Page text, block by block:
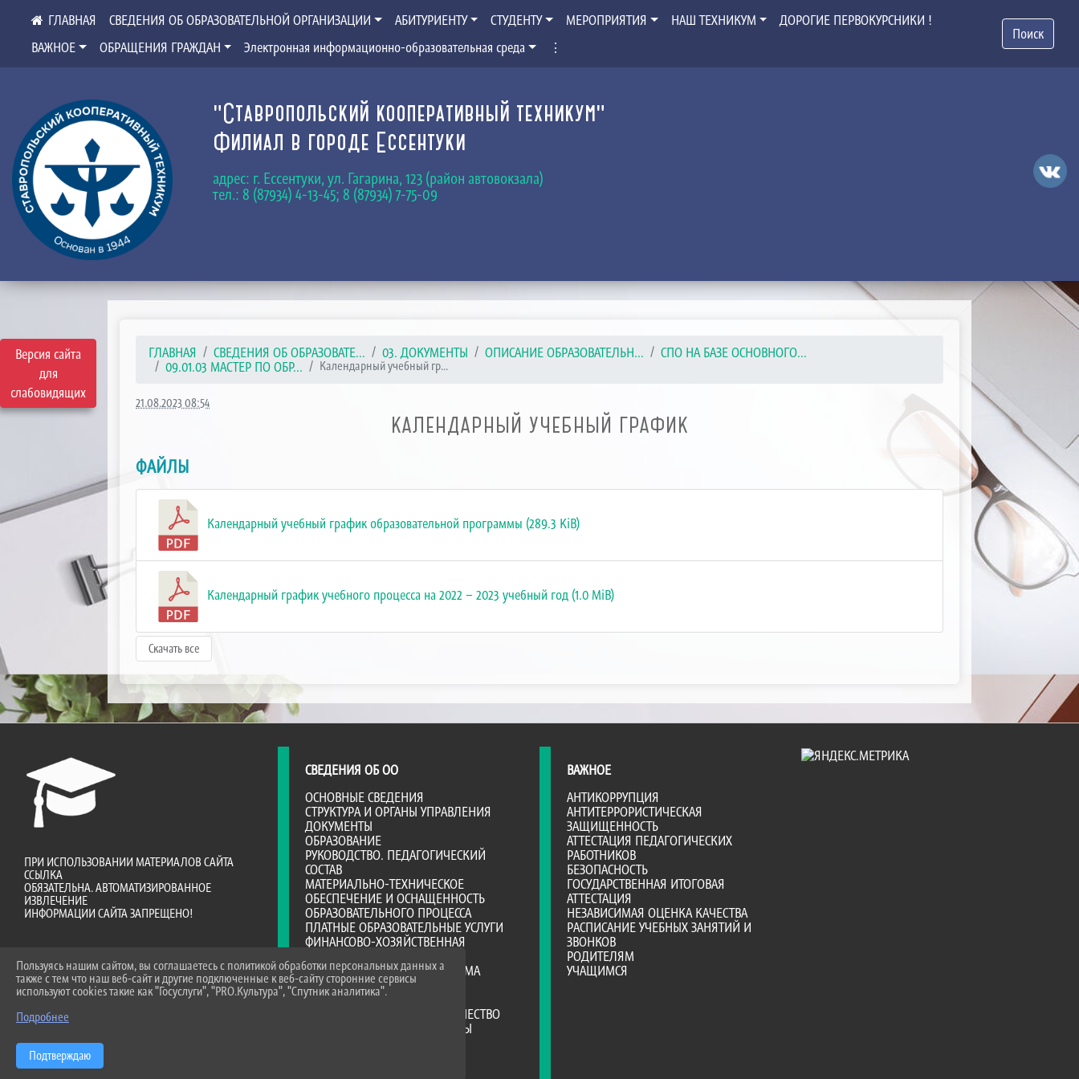
Версия сайта
для
слабовидящих
"Ставропольский кооперативный техникум"
Филиал в городе Ессентуки
адрес: г. Ессентуки, ул. Гагарина, 123 (район автовокзала)
тел.: 8 (87934) 4-13-45; 8 (87934) 7-75-09
СВЕДЕНИЯ ОБ ОБРАЗОВАТЕЛЬНОЙ ОРГАНИЗАЦИИ АБИТУРИЕНТУ СТУДЕНТУ МЕРОПРИЯТИЯ НАШ ТЕХНИКУМ
ДОРОГИЕ ПЕРВОКУРСНИКИ !
ВАЖНОЕ
ОБРАЩЕНИЯ ГРАЖДАН Электронная информационно-образовательная среда ⋮
Поиск
ГЛАВНАЯ СВЕДЕНИЯ ОБ ОБРАЗОВАТЕ... 03. ДОКУМЕНТЫ ОПИСАНИЕ ОБРАЗОВАТЕЛЬН...
СПО НА БАЗЕ ОСНОВНОГО...
09.01.03 МАСТЕР ПО ОБР...
Календарный учебный гр...
21.08.2023 08:54
КАЛЕНДАРНЫЙ УЧЕБНЫЙ ГРАФИК
ФАЙЛЫ
Календарный учебный график образовательной программы (289.3 KiB)
Календарный график учебного процесса на 2022 – 2023 учебный год (1.0 MiB)
Скачать все
ПРИ ИСПОЛЬЗОВАНИИ МАТЕРИАЛОВ САЙТА
ССЫЛКА
ОБЯЗАТЕЛЬНА. АВТОМАТИЗИРОВАННОЕ
ИЗВЛЕЧЕНИЕ
ИНФОРМАЦИИ САЙТА ЗАПРЕЩЕНО!
СВЕДЕНИЯ ОБ ОО
ОСНОВНЫЕ СВЕДЕНИЯ
СТРУКТУРА И ОРГАНЫ УПРАВЛЕНИЯ
ДОКУМЕНТЫ
ОБРАЗОВАНИЕ
РУКОВОДСТВО. ПЕДАГОГИЧЕСКИЙ
СОСТАВ
МАТЕРИАЛЬНО-ТЕХНИЧЕСКОЕ
ОБЕСПЕЧЕНИЕ И ОСНАЩЕННОСТЬ
ОБРАЗОВАТЕЛЬНОГО ПРОЦЕССА
ПЛАТНЫЕ ОБРАЗОВАТЕЛЬНЫЕ УСЛУГИ
ФИНАНСОВО-ХОЗЯЙСТВЕННАЯ
ВАКАНТНЫЕ МЕСТА ДЛЯ ПРИЕМА
(ПЕРЕВОДА)
ДОСТУПНАЯ СРЕДА
МЕЖДУНАРОДНОЕ СОТРУДНИЧЕСТВО
ОБРАЗОВАТЕЛЬНЫЕ СТАНДАРТЫ
ВАЖНОЕ
АНТИКОРРУПЦИЯ
АНТИТЕРРОРИСТИЧЕСКАЯ
ЗАЩИЩЕННОСТЬ
АТТЕСТАЦИЯ ПЕДАГОГИЧЕСКИХ
РАБОТНИКОВ
БЕЗОПАСНОСТЬ
ГОСУДАРСТВЕННАЯ ИТОГОВАЯ
АТТЕСТАЦИЯ
НЕЗАВИСИМАЯ ОЦЕНКА КАЧЕСТВА
РАСПИСАНИЕ УЧЕБНЫХ ЗАНЯТИЙ И
ЗВОНКОВ
РОДИТЕЛЯМ
УЧАЩИМСЯ
Пользуясь нашим сайтом, вы соглашаетесь с политикой обработки персональных данных а
также с тем что наш веб-сайт и другие подключенные к веб-сайту сторонние сервисы
используют cookies такие как "Госуслуги", "PRO.Культура", "Спутник аналитика".
Подробнее
Подтверждаю